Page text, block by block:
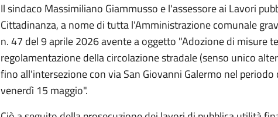
Il sindaco Massimiliano Giammusso e l'assessore ai Lavori
Cittadinanza, a nome di tutta l'Amministrazione comunale
n. 47 del 9 aprile 2026 avente a oggetto "Adozione di misure
regolamentazione della circolazione stradale (senso unico
fino all'intersezione con via San Giovanni Galermo nel
venerdì 15 maggio".